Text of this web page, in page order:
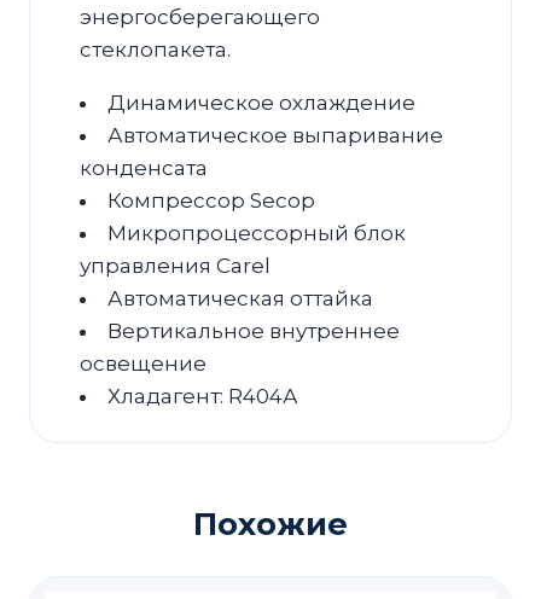
энергосберегающего
стеклопакета.
Динамическое охлаждение
Автоматическое выпаривание
конденсата
Компрессор Secop
Микропроцессорный блок
управления Carel
Автоматическая оттайка
Вертикальное внутреннее
освещение
Хладагент: R404А
Похожие